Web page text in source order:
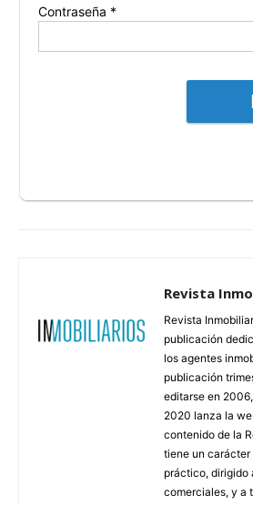
Contraseña *
Revista
Revista
publicación
los agentes
publicación
editarse en
2020 lanza la
contenido de la
tiene un
práctico, dirigido
comerciales, y a